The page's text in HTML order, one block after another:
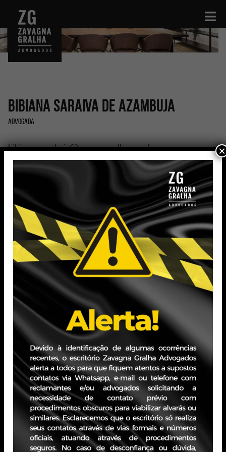
Bibiana Saraiva de Azambuja
Advogada
bibiana.azambuja@zavagnagralha.com.br
Formação
Graduada em Direito (2017) e Especialista em Direito
Processual Civil (2019) pela Pontifícia Universidade
Católica do Rio Grande do Sul (PUCRS).
Experiência Profissional
Atuação concentrada em Direito Civil e Processual Civil,
com ênfase em contencioso cível estratégico e de
volume, assessorando empresas nos polos ativo e passivo,
com experiência em demandas bancárias e no setor de
infraestrutura, especialmente em saneamento básico.
PORTO ALEGRE - RS
Edifício JBZ
×